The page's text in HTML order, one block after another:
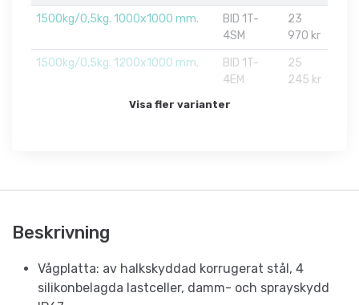
1500kg/0,5kg. 1000x1000 mm.
BID 1T-
4SM
23
970 kr
1500kg/0,5kg. 1200x1000 mm.
BID 1T-
4EM
25
245 kr
Visa fler varianter
Beskrivning
Vågplatta: av halkskyddad korrugerat stål, 4
silikonbelagda lastceller, damm- och sprayskydd